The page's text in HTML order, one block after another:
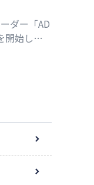
ダー「AD
開始しま